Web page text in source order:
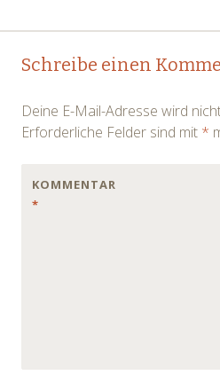
Post
Schreibe einen
Deine E-Mail-Adresse wird
Erforderliche Felder sind mit *
KOMMENTAR
*